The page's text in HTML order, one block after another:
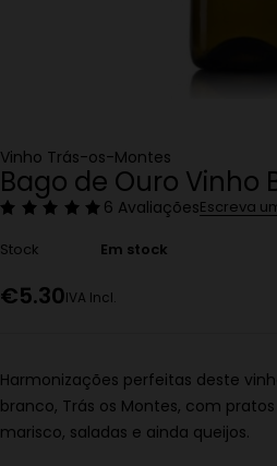
Vinho Trás-os-Montes
Bago de Ouro Vinho
6 AvaliaçõesEscreva
Stock Em stock
€5.30IVA Incl.
Harmonizações perfeitas deste
branco, Trás os Montes, com
marisco, saladas e ainda queijos.